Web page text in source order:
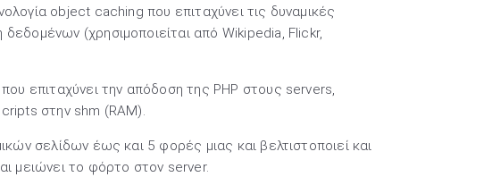
object caching που επιταχύνει τις δυναμικές
(χρησιμοποιείται από Wikipedia, Flickr,
επιταχύνει την απόδοση της PHP στους servers,
στην shm (RAM).
σελίδων έως και 5 φορές μιας και βελτιστοποιεί και
μειώνει το φόρτο στον server.